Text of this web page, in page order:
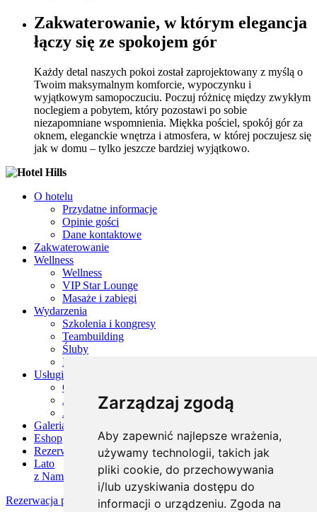
Zarządzaj zgodą
Aby zapewnić najlepsze wrażenia,
używamy technologii, takich jak
pliki cookie, do przechowywania
i/lub uzyskiwania dostępu do
informacji o urządzeniu. Zgoda na
Zakwaterowanie, w którym elegancja
łączy się ze spokojem gór
Każdy detal naszych pokoi został zaprojektowany z myślą o
Twoim maksymalnym komforcie, wypoczynku i
wyjątkowym samopoczuciu. Poczuj różnicę między zwykłym
noclegiem a pobytem, który pozostawi po sobie
niezapomniane wspomnienia. Miękka pościel, spokój gór za
oknem, eleganckie wnętrza i atmosfera, w której poczujesz się
jak w domu – tylko jeszcze bardziej wyjątkowo.
O hotelu
Przydatne informacje
Opinie gości
Dane kontaktowe
Zakwaterowanie
Wellness
Wellness
VIP Star Lounge
Masaże i zabiegi
Wydarzenia
Szkolenia i kongresy
Teambuilding
Śluby
Imprezy firmowe
Usługi
Gastronomia
Atrakcje dla dzieci
Atrakcje w okolicy
Galeria
Eshop
Rezerwacja
Lato
z Nami
Rezerwacja pobytu